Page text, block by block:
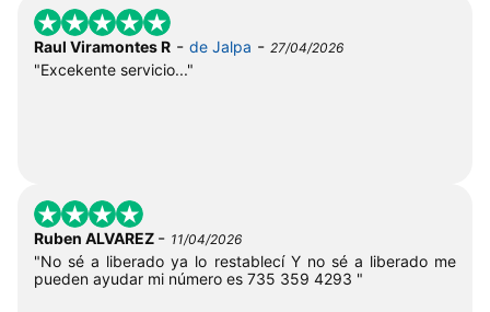
Raul Viramontes R - de Jalpa - 27/04/2026
"Excekente servicio..."
Ruben ALVAREZ - 11/04/2026
"No sé a liberado ya lo restablecí Y no sé a liberado me
pueden ayudar mi número es 735 359 4293 "